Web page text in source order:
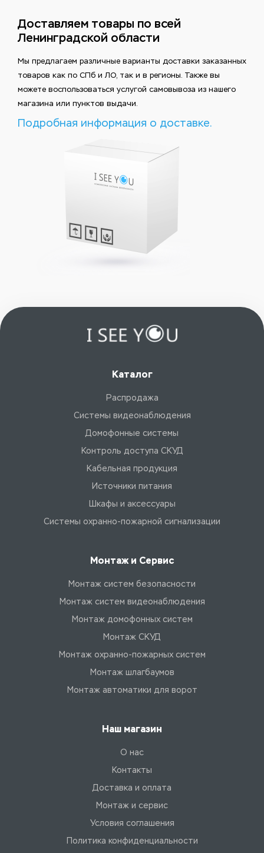
Доставляем товары по всей
Ленинградской области
Мы предлагаем различные варианты доставки заказанных
товаров как по СПб и ЛО, так и в регионы. Также вы
можете воспользоваться услугой самовывоза из нашего
магазина или пунктов выдачи.
Подробная информация о доставке.
Каталог
Распродажа
Системы видеонаблюдения
Домофонные системы
Контроль доступа СКУД
Кабельная продукция
Источники питания
Шкафы и аксессуары
Системы охранно-пожарной сигнализации
Монтаж и Сервис
Монтаж систем безопасности
Монтаж систем видеонаблюдения
Монтаж домофонных систем
Монтаж СКУД
Монтаж охранно-пожарных систем
Монтаж шлагбаумов
Монтаж автоматики для ворот
Наш магазин
О нас
Контакты
Доставка и оплата
Монтаж и сервис
Условия соглашения
Политика конфиденциальности